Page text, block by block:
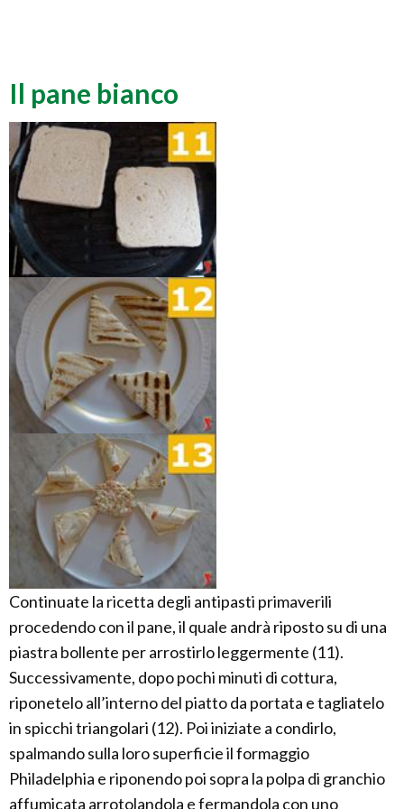
Il pane bianco
Continuate la ricetta degli antipasti primaverili
procedendo con il pane, il quale andrà riposto su di una
piastra bollente per arrostirlo leggermente (11).
Successivamente, dopo pochi minuti di cottura,
riponetelo all’interno del piatto da portata e tagliatelo
in spicchi triangolari (12). Poi iniziate a condirlo,
spalmando sulla loro superficie il formaggio
Philadelphia e riponendo poi sopra la polpa di granchio
affumicata arrotolandola e fermandola con uno